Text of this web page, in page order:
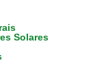
Solares